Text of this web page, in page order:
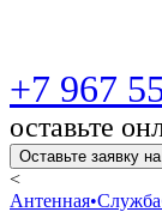
+7 967
оставьте
Оставьте заявку
<